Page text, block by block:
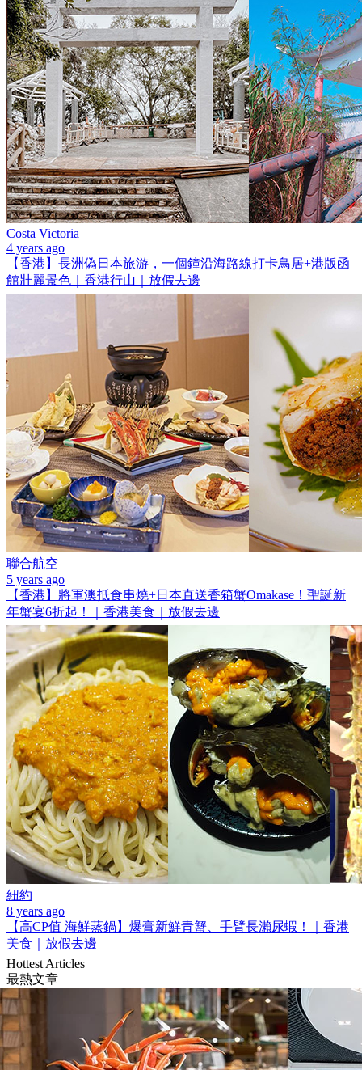
Costa Victoria
4 years ago
【香港】長洲偽日本旅游，一個鐘沿海路線打卡鳥居+港版函
館壯麗景色｜香港行山｜放假去邊
聯合航空
5 years ago
【香港】將軍澳抵食串燒+日本直送香箱蟹Omakase！聖誕新
年蟹宴6折起！｜香港美食｜放假去邊
紐約
8 years ago
【高CP值 海鮮蒸鍋】爆膏新鮮青蟹、手臂長瀨尿蝦！｜香港
美食｜放假去邊
Hottest Articles
最熱文章